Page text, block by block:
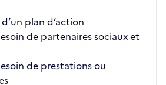
plan d’action
de partenaires sociaux et
de prestations ou